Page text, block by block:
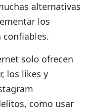
alternativas
los
confiables.
solo ofrecen
los likes y
como usar